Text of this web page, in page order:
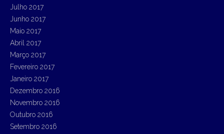
Julho 2017
Junho 2017
Maio 2017
Abril 2017
Março 2017
Fevereiro 2017
Janeiro 2017
Dezembro 2016
Novembro 2016
Outubro 2016
Setembro 2016